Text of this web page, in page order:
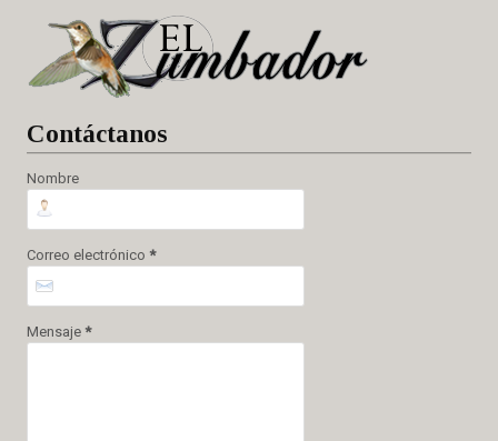
Contáctanos
Nombre
Correo electrónico *
Mensaje *